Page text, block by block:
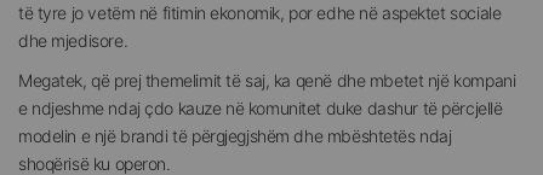
të tyre jo vetëm në fitimin ekonomik, por edhe në aspektet sociale
dhe mjedisore.
Megatek, që prej themelimit të saj, ka qenë dhe mbetet një kompani
e ndjeshme ndaj çdo kauze në komunitet duke dashur të përcjellë
modelin e një brandi të përgjegjshëm dhe mbështetës ndaj
shoqërisë ku operon.